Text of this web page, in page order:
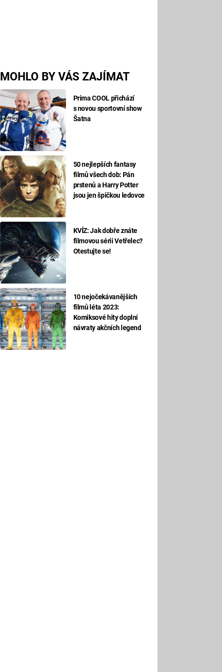
MOHLO BY VÁS ZAJÍMAT
Prima COOL přichází
s novou sportovní show
Šatna
50 nejlepších fantasy
filmů všech dob: Pán
prstenů a Harry Potter
jsou jen špičkou ledovce
KVÍZ: Jak dobře znáte
filmovou sérii Vetřelec?
Otestujte se!
10 nejočekávanějších
filmů léta 2023:
Komiksové hity doplní
návraty akčních legend